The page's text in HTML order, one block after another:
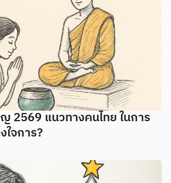
2569 แนวทางคนไทย ในการ
ใจการ?